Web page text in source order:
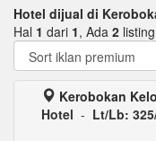
Hotel dijual di
Hal 1 dari 1, Ada 2 listing
Kerobokan
Hotel - Lt/Lb: